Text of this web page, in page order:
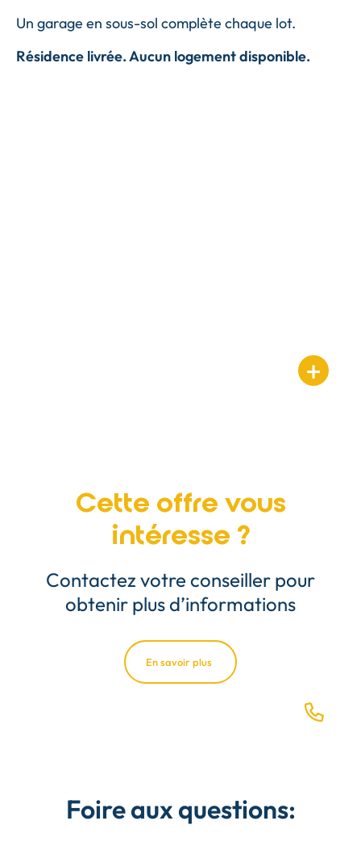
Un garage en sous-sol complète chaque lot.
Résidence livrée. Aucun logement disponible.
Cette offre vous
intéresse ?
Contactez votre conseiller pour
obtenir plus d’informations
En savoir plus
Foire aux questions: